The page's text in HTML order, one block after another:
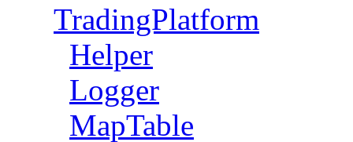
TradingPlatform
Helper
Logger
MapTable